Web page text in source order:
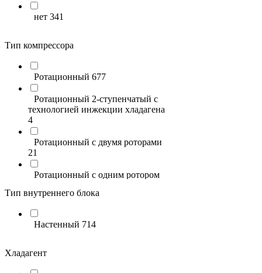
DAICOND
HIGH LIFE
Ferrum 12
FUNAI 144
EXPERTAIR by ZILON 28
ECOSTAR
нет 341
Тип компрессора
Ротационный 677
Ротационный 2-ступенчатый с
технологией инжекции хладагена
4
Ротационный с двумя роторами
21
Ротационный с одним ротором
Тип внутреннего блока
Настенный 714
Хладагент